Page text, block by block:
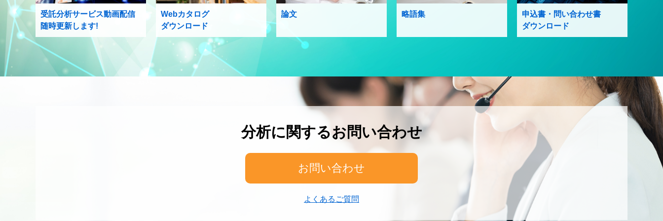
受託分析サービス動画配信
随時更新します!
Webカタログ
ダウンロード
論文 略語集
申込書・問い合わせ書
ダウンロード
分析に関するお問い合わせ
お問い合わせ
よくあるご質問